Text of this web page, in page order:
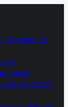
Pratique de
travail
scolaire 2023-